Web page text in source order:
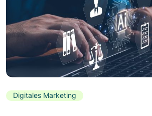
Digitales Marketing